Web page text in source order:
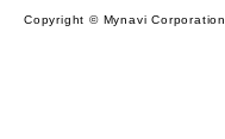
Copyright © Mynavi Corporation